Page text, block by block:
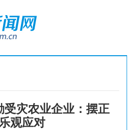
受灾农业企业：摆正
观应对